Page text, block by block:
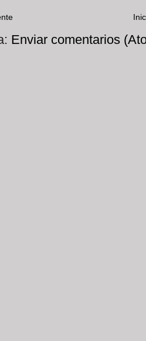
Enviar comentarios